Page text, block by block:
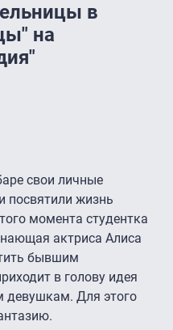
в
на
свои личные
посвятили жизнь
момента студентка
актриса Алиса
бывшим
в голову идея
девушкам. Для этого